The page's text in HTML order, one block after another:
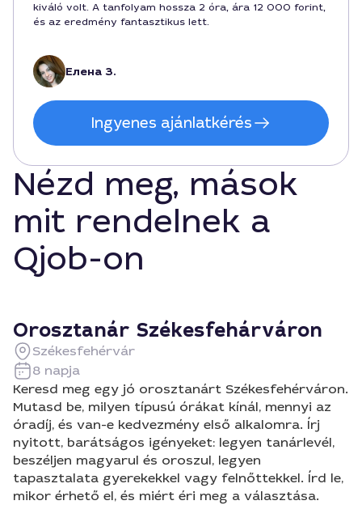
kiváló volt. A tanfolyam hossza 2 óra, ára 12 000 forint,
és az eredmény fantasztikus lett.
Елена З.
Ingyenes ajánlatkérés
Nézd meg, mások
mit rendelnek a
Qjob-on
Orosztanár Székesfehárváron
Székesfehérvár
8 napja
Keresd meg egy jó orosztanárt Székesfehérváron.
Mutasd be, milyen típusú órákat kínál, mennyi az
óradíj, és van-e kedvezmény első alkalomra. Írj
nyitott, barátságos igényeket: legyen tanárlevél,
beszéljen magyarul és oroszul, legyen
tapasztalata gyerekekkel vagy felnőttekkel. Írd le,
mikor érhető el, és miért éri meg a választása.